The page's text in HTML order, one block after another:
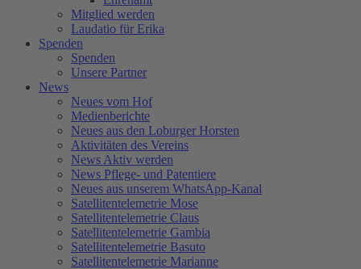
Mitglied werden
Laudatio für Erika
Spenden
Spenden
Unsere Partner
News
Neues vom Hof
Medienberichte
Neues aus den Loburger Horsten
Aktivitäten des Vereins
News Aktiv werden
News Pflege- und Patentiere
Neues aus unserem WhatsApp-Kanal
Satellitentelemetrie Mose
Satellitentelemetrie Claus
Satellitentelemetrie Gambia
Satellitentelemetrie Basuto
Satellitentelemetrie Marianne